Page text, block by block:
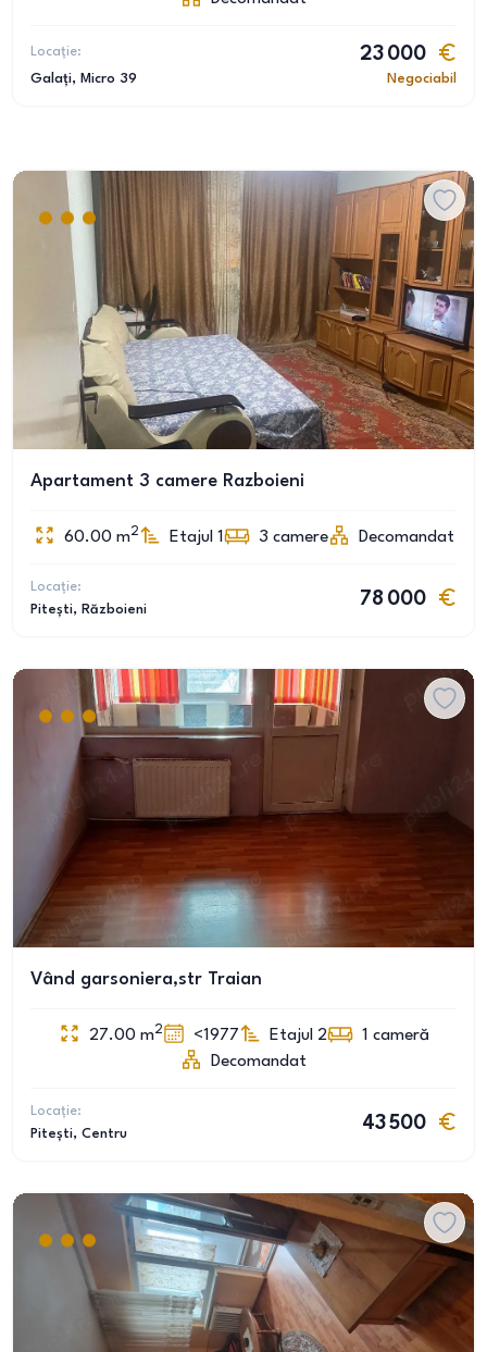
Locație:
Galați, Micro 39
23 000
Negociabil
Apartament 3 camere Razboieni
60.00 m2 Etajul 1 3 camere Decomandat
Locație:
Pitești, Războieni
78 000
Vând garsoniera,str Traian
27.00 m2 <1977 Etajul 2 1 cameră
Decomandat
Locație:
Pitești, Centru
43 500